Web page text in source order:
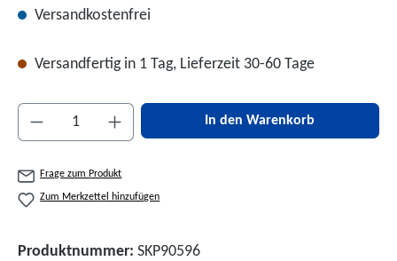
Versandkostenfrei
Versandfertig in 1 Tag, Lieferzeit 30-60 Tage
Produkt Anzahl: Gib den gewünschten Wert
In den Warenkorb
Frage zum Produkt
Zum Merkzettel hinzufügen
Produktnummer: SKP90596